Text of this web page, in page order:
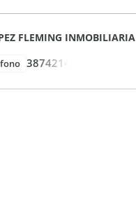
FLEMING INMOBILIARIA
3874214